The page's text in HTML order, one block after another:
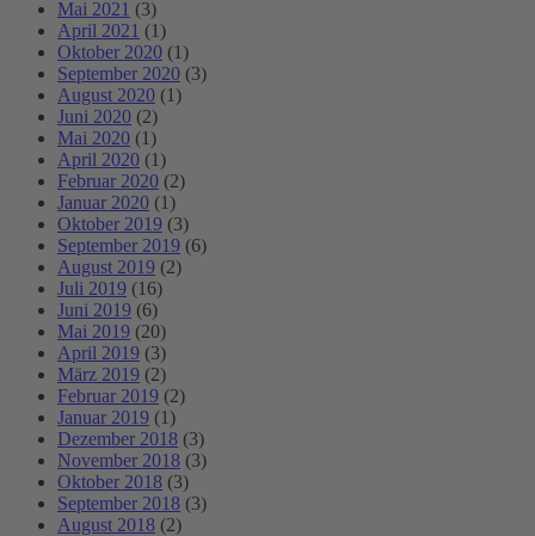
Mai 2021 (3)
April 2021 (1)
Oktober 2020 (1)
September 2020 (3)
August 2020 (1)
Juni 2020 (2)
Mai 2020 (1)
April 2020 (1)
Februar 2020 (2)
Januar 2020 (1)
Oktober 2019 (3)
September 2019 (6)
August 2019 (2)
Juli 2019 (16)
Juni 2019 (6)
Mai 2019 (20)
April 2019 (3)
März 2019 (2)
Februar 2019 (2)
Januar 2019 (1)
Dezember 2018 (3)
November 2018 (3)
Oktober 2018 (3)
September 2018 (3)
August 2018 (2)